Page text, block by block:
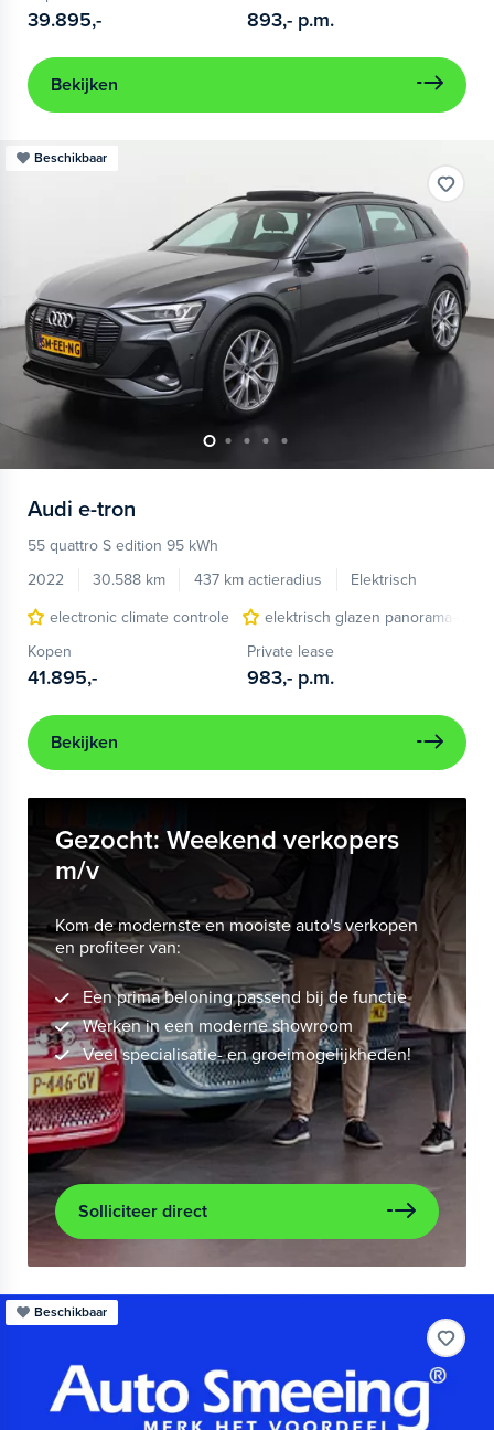
39.895,- 893,- p.m.
Bekijken
Beschikbaar
Audi e-tron
55 quattro S edition 95 kWh
2022
30.588 km 437 km actieradius
Elektrisch
electronic climate controle
elektrisch glazen panorama-dak
Kopen
41.895,-
Private lease
983,- p.m.
Bekijken
Gezocht: Weekend verkopers
m/v
Kom de modernste en mooiste auto's verkopen
en profiteer van:
Een prima beloning passend bij de functie
Werken in een moderne showroom
Veel specialisatie- en groeimogelijkheden!
Solliciteer direct
Beschikbaar